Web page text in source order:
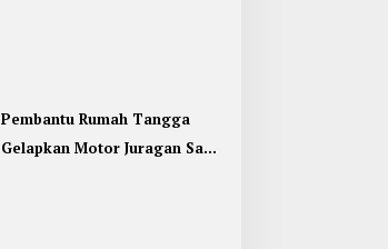
Pembantu Rumah Tangga
Gelapkan Motor Juragan Sapi